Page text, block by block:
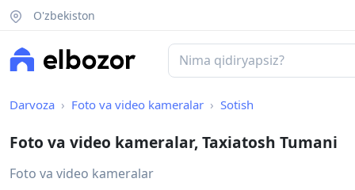
O'zbekiston
Darvoza Foto va video kameralar Sotish
Foto va video kameralar, Taxiatosh Tumani
Foto va video kameralar